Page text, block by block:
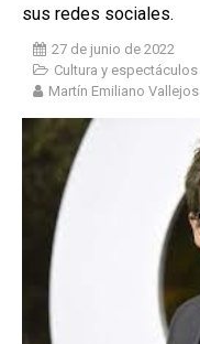
sus redes sociales.
27 de junio de 2022
Cultura y espectáculos
Martín Emiliano Vallejos